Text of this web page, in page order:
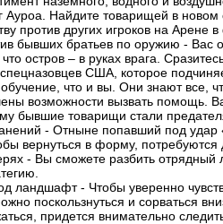
Ауроа. Найдите товарищей в
против других игроков на Арене
бывших братьев по оружию - Вас
остров – в руках врага.
США, которое
что и вы. Они знают все,
возможности вызвать помощь.
бывшие товарищи стали
- Отныне попавший под удар
вернуться в форму,
- Вы сможете разбить
ландшафт - Чтобы уверенно
поскользнуться и сорваться
придется внимательно